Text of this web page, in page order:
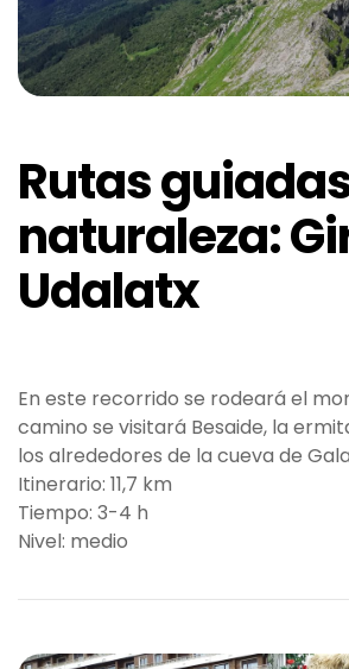
Rutas
naturaleza:
Udalatx
En este recorrido se rodeará el
camino se visitará Besaide, la
los alrededores de la cueva de
Itinerario: 11,7 km
Tiempo: 3-4 h
Nivel: medio